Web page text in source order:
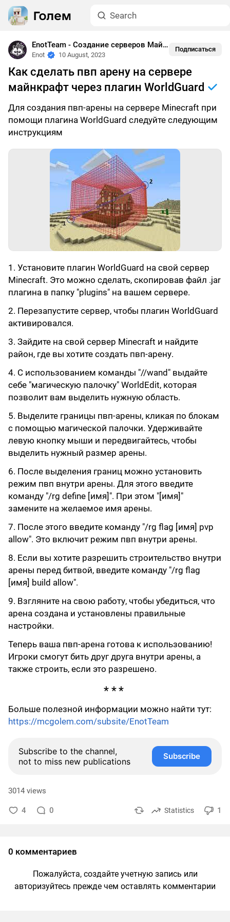
EnotTeam - Создание серверов Майнкрафт
Enot
10 August, 2023
Подписаться
Как сделать пвп арену на сервере
майнкрафт через плагин WorldGuard
Для создания пвп-арены на сервере Minecraft при
помощи плагина WorldGuard следуйте следующим
инструкциям
1. Установите плагин WorldGuard на свой сервер
Minecraft. Это можно сделать, скопировав файл .jar
плагина в папку "plugins" на вашем сервере.
2. Перезапустите сервер, чтобы плагин WorldGuard
активировался.
3. Зайдите на свой сервер Minecraft и найдите
район, где вы хотите создать пвп-арену.
4. С использованием команды "//wand" выдайте
себе "магическую палочку" WorldEdit, которая
позволит вам выделить нужную область.
5. Выделите границы пвп-арены, кликая по блокам
с помощью магической палочки. Удерживайте
левую кнопку мыши и передвигайтесь, чтобы
выделить нужный размер арены.
6. После выделения границ можно установить
режим пвп внутри арены. Для этого введите
команду "/rg define [имя]". При этом "[имя]"
замените на желаемое имя арены.
7. После этого введите команду "/rg flag [имя] pvp
allow". Это включит режим пвп внутри арены.
8. Если вы хотите разрешить строительство внутри
арены перед битвой, введите команду "/rg flag
[имя] build allow".
9. Взгляните на свою работу, чтобы убедиться, что
арена создана и установлены правильные
настройки.
Теперь ваша пвп-арена готова к использованию!
Игроки смогут бить друг друга внутри арены, а
также строить, если это разрешено.
Больше полезной информации можно найти тут:
https://mcgolem.com/subsite/EnotTeam
Subscribe to the channel,
not to miss new publications
Subscribe
3014 views
4 0 Statistics 1
0 комментариев
Пожалуйста, создайте учетную запись или
авторизуйтесь прежде чем оставлять комментарии